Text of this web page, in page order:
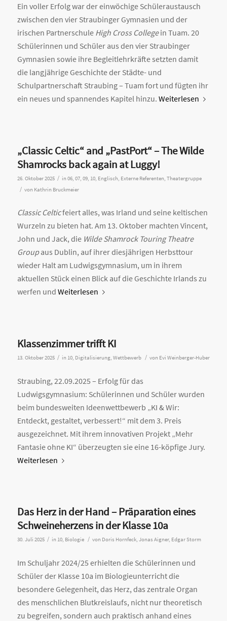
Ein voller Erfolg war der einwöchige Schüleraustausch
zwischen den vier Straubinger Gymnasien und der
irischen Partnerschule High Cross Collegein Tuam. 20
Schülerinnen und Schüler aus den vier Straubinger
Gymnasien sowie ihre Begleitlehrkräfte setzten damit
die langjährige Geschichte der Städte- und
Schulpartnerschaft Straubing – Tuam fort und fügten ihr
ein neues und spannendes Kapitel hinzu. Weiterlesen
„Classic Celtic“ and „PastPort“ – The Wilde
Shamrocks back again at Luggy!
26. Oktober 2025 / in 06, 07, 09, 10, Englisch, Externe Referenten, Theatergruppe
/ von Kathrin Bruckmeier
Classic Celticfeiert alles, was Irland und seine keltischen
Wurzeln zu bieten hat. Am 13. Oktober machten Vincent,
John und Jack, die Wilde Shamrock Touring Theatre
Groupaus Dublin, auf ihrer diesjährigen Herbsttour
wieder Halt am Ludwigsgymnasium, um in ihrem
aktuellen Stück einen Blick auf die Geschichte Irlands zu
werfen und Weiterlesen
Klassenzimmer trifft KI
13. Oktober 2025 / in 10, Digitalisierung, Wettbewerb / von Evi Weinberger-Huber
Straubing, 22.09.2025 – Erfolg für das
Ludwigsgymnasium: Schülerinnen und Schüler wurden
beim bundesweiten Ideenwettbewerb „KI & Wir:
Entdeckt, gestaltet, verbessert!“ mit dem 3. Preis
ausgezeichnet. Mit ihrem innovativen Projekt „Mehr
Fantasie ohne KI“ überzeugten sie eine 16-köpfige Jury.
Weiterlesen
Das Herz in der Hand – Präparation eines
Schweineherzens in der Klasse 10a
30. Juli 2025 / in 10, Biologie / von Doris Hornfeck, Jonas Aigner, Edgar Storm
Im Schuljahr 2024/25 erhielten die Schülerinnen und
Schüler der Klasse 10a im Biologieunterricht die
besondere Gelegenheit, das Herz, das zentrale Organ
des menschlichen Blutkreislaufs, nicht nur theoretisch
zu begreifen, sondern auch praktisch anhand eines